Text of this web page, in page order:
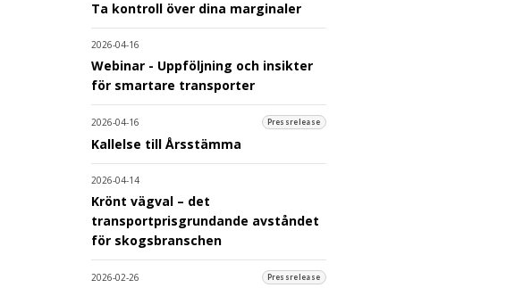
Ta kontroll över dina marginaler
2026-04-16
Webinar - Uppföljning och insikter
för smartare transporter
2026-04-16 Pressrelease
Kallelse till Årsstämma
2026-04-14
Krönt vägval – det
transportprisgrundande avståndet
för skogsbranschen
2026-02-26 Pressrelease